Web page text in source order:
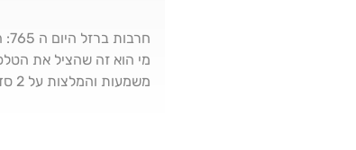
מי הוא זה שהציל את
משמעות והמלצות על 2 סדרות מדהימות